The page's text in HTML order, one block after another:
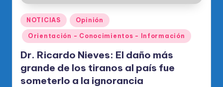
Publicado
en
NOTICIAS Opinión
Orientación - Conocimientos - Información
Dr. Ricardo Nieves: El daño más
grande de los tiranos al país fue
someterlo a la ignorancia